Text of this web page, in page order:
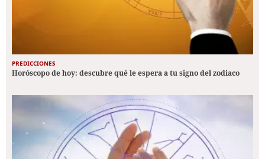
PREDICCIONES
Horóscopo de hoy: descubre qué le espera a tu signo del zodiaco